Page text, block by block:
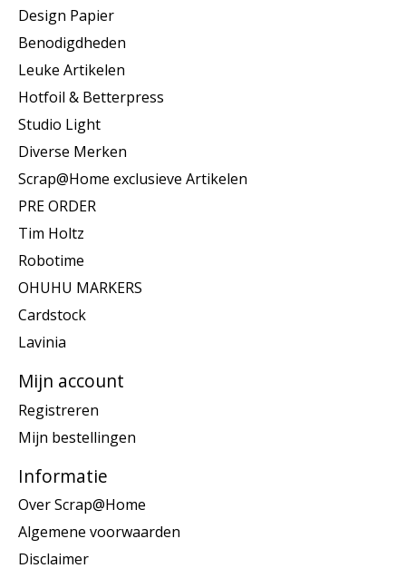
Design Papier
Benodigdheden
Leuke Artikelen
Hotfoil & Betterpress
Studio Light
Diverse Merken
Scrap@Home exclusieve Artikelen
PRE ORDER
Tim Holtz
Robotime
OHUHU MARKERS
Cardstock
Lavinia
Mijn account
Registreren
Mijn bestellingen
Informatie
Over Scrap@Home
Algemene voorwaarden
Disclaimer